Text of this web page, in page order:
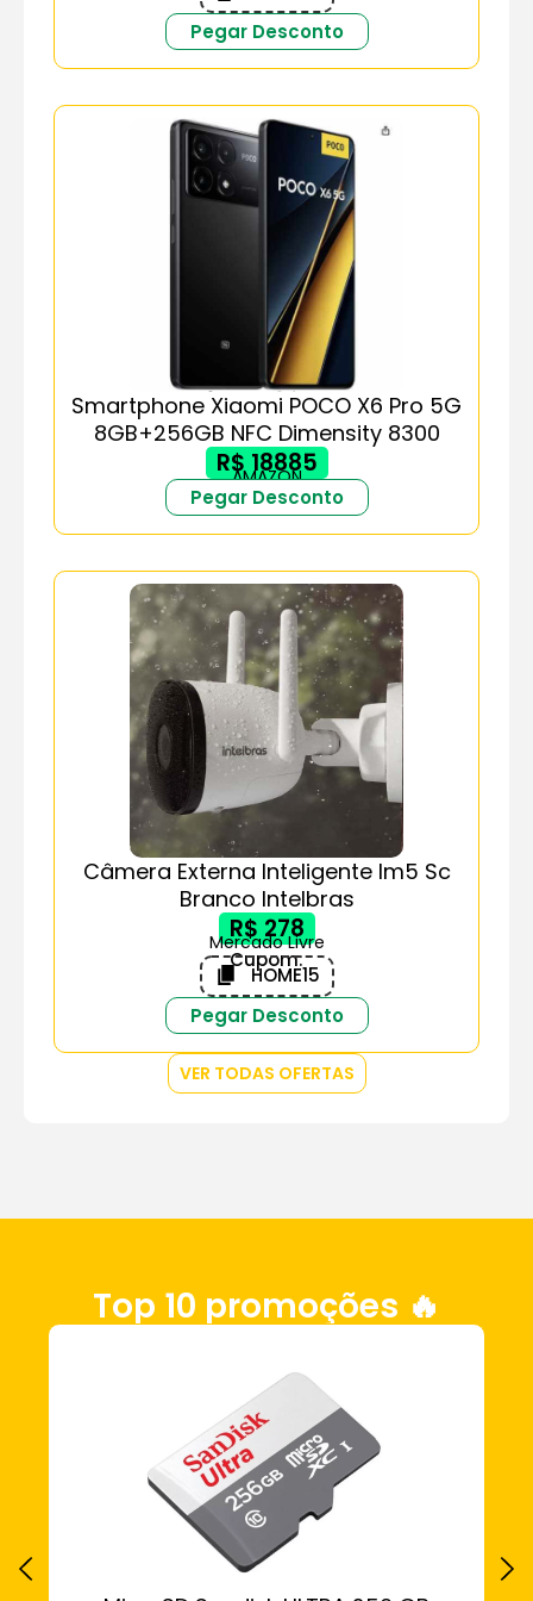
Pegar Desconto
Smartphone Xiaomi POCO X6 Pro 5G
8GB+256GB NFC Dimensity 8300
R$ 18885
AMAZON
Pegar Desconto
Câmera Externa Inteligente Im5 Sc
Branco Intelbras
R$ 278
Mercado Livre
Cupom:
HOME15
Pegar Desconto
VER TODAS OFERTAS
Top 10 promoções 🔥